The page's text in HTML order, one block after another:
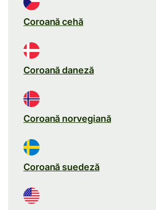
Coroană cehă
Coroană daneză
Coroană norvegiană
Coroană suedeză